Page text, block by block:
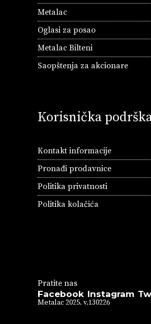
Metalac
Oglasi za posao
Metalac Bilteni
Saopštenja za akcionare
Korisnička
Kontakt informacije
Pronađi prodavnice
Politika privatnosti
Politika kolačića
Pratite nas
Facebook Instagram
Metalac 2025. v.130226